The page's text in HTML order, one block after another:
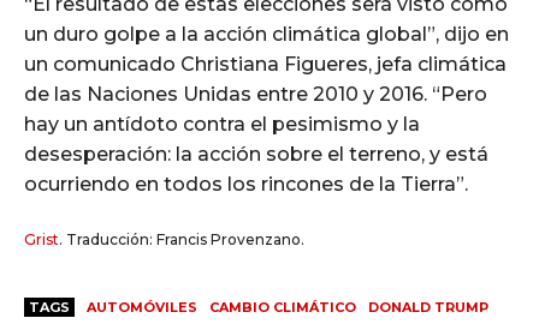
un duro golpe a la acción climática global”, dijo en
un comunicado Christiana Figueres, jefa climática
de las Naciones Unidas entre 2010 y 2016. “Pero
hay un antídoto contra el pesimismo y la
desesperación: la acción sobre el terreno, y está
ocurriendo en todos los rincones de la Tierra”.
Grist. Traducción: Francis Provenzano.
TAGS AUTOMÓVILES CAMBIO CLIMÁTICO
DONALD TRUMP